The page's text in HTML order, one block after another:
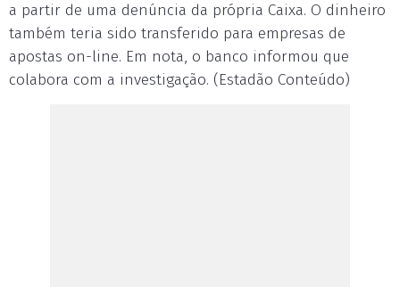
a partir de uma denúncia da própria Caixa. O dinheiro
também teria sido transferido para empresas de
apostas on-line. Em nota, o banco informou que
colabora com a investigação. (Estadão Conteúdo)